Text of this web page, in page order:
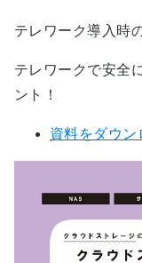
テレワーク導入時
テレワークで安全
ント！
資料をダウン